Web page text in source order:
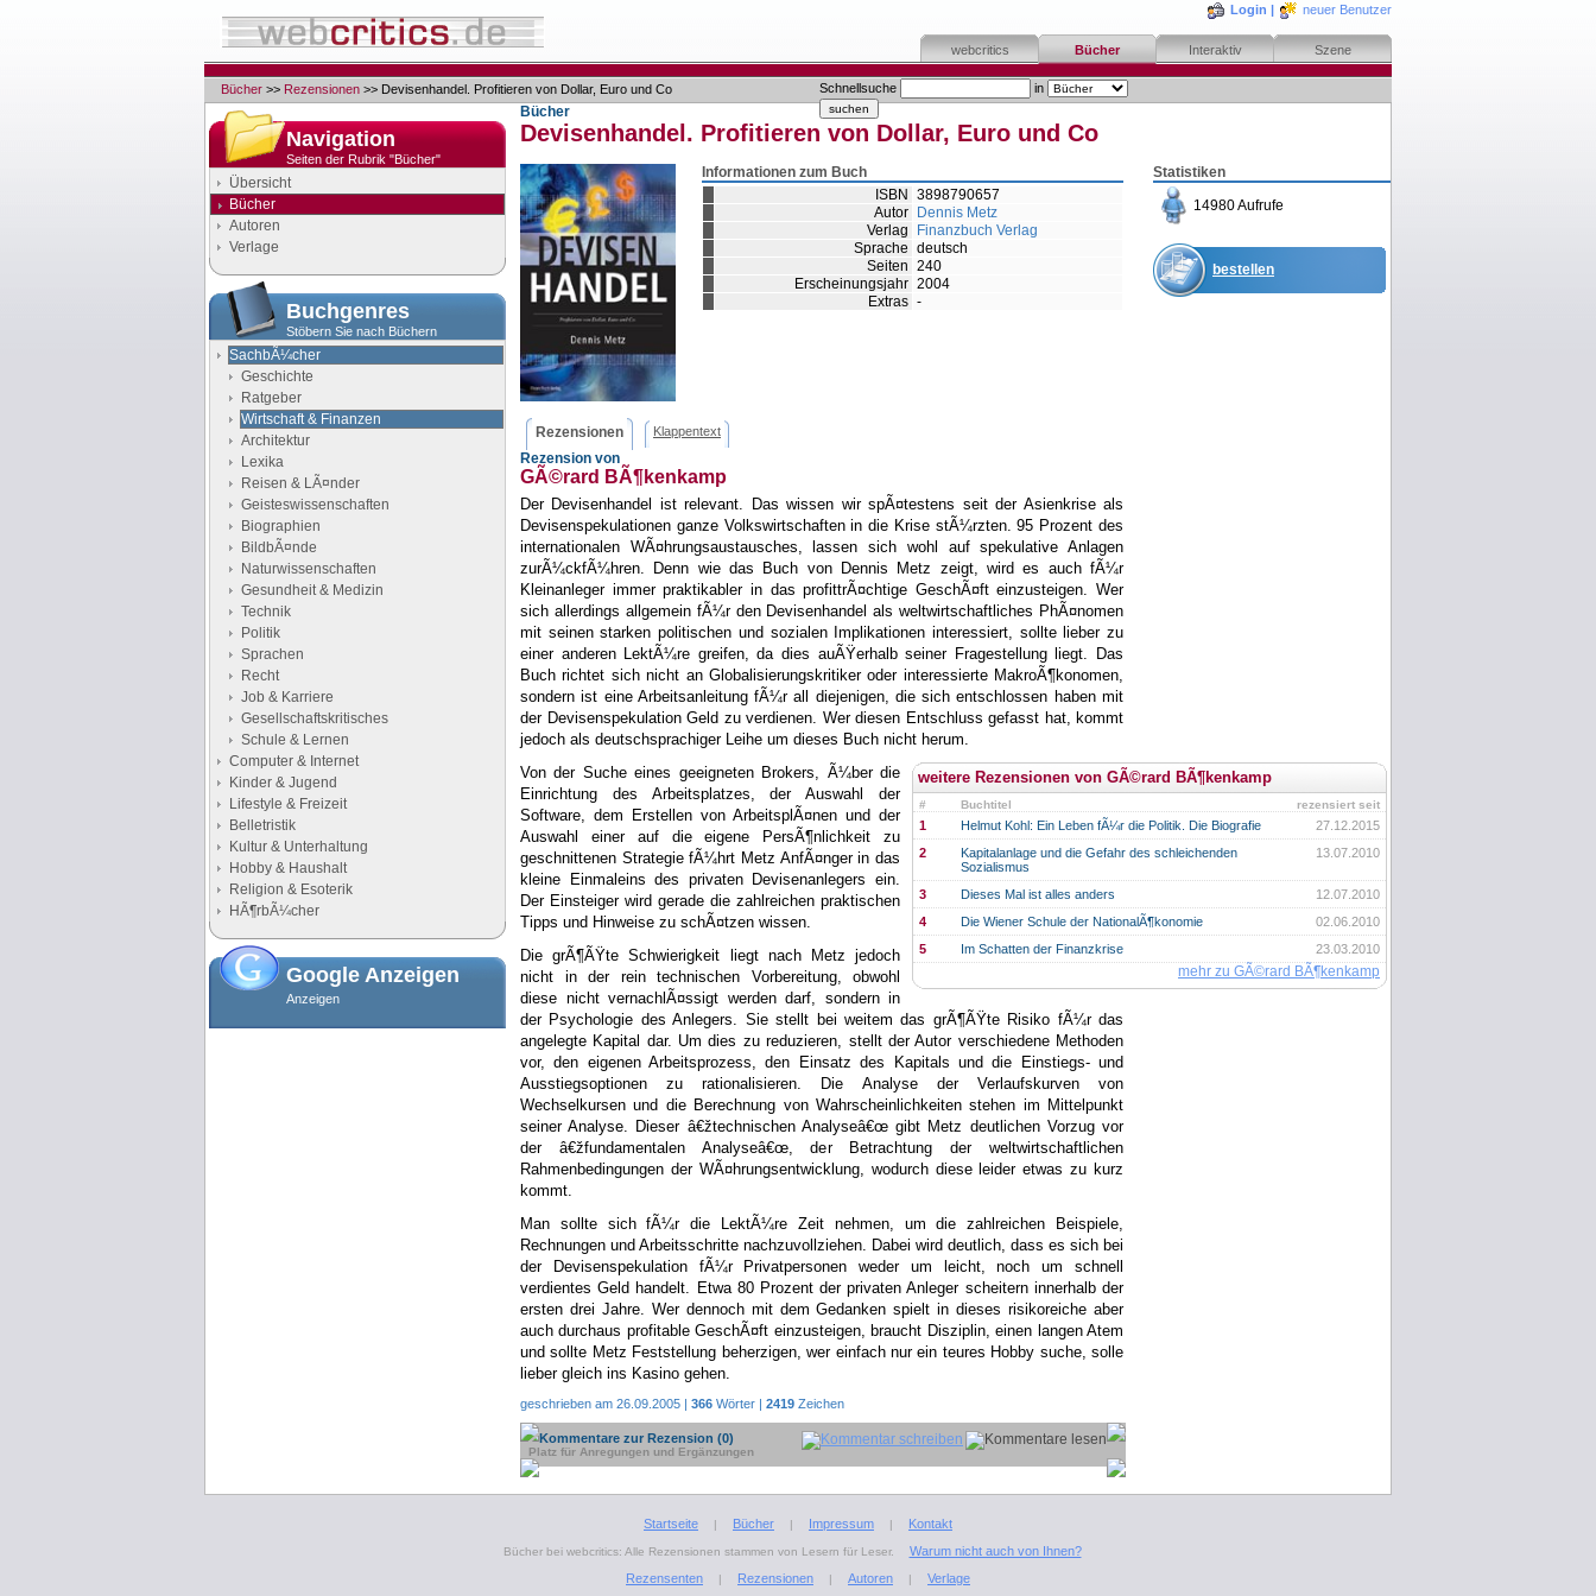
Login | neuer Benutzer
webcritics Bücher Interaktiv Szene
Schnellsuche in
Bücher >> Rezensionen >> Devisenhandel. Profitieren von Dollar, Euro und Co
Navigation
Seiten der Rubrik "Bücher"
Übersicht
Bücher
Autoren
Verlage
Buchgenres
Stöbern Sie nach Büchern
SachbÃ¼cher
Geschichte
Ratgeber
Wirtschaft & Finanzen
Architektur
Lexika
Reisen & LÃ¤nder
Geisteswissenschaften
Biographien
BildbÃ¤nde
Naturwissenschaften
Gesundheit & Medizin
Technik
Politik
Sprachen
Recht
Job & Karriere
Gesellschaftskritisches
Schule & Lernen
Computer & Internet
Kinder & Jugend
Lifestyle & Freizeit
Belletristik
Kultur & Unterhaltung
Hobby & Haushalt
Religion & Esoterik
HÃ¶rbÃ¼cher
Google Anzeigen
Anzeigen
Bücher
Devisenhandel. Profitieren von Dollar, Euro und Co
Statistiken
14980 Aufrufe
bestellen
Informationen zum Buch
ISBN
3898790657
Autor
Dennis Metz
Verlag
Finanzbuch Verlag
Sprache deutsch
Seiten 240
Erscheinungsjahr 2004
Extras -
Rezensionen Klappentext
Rezension von
GÃ©rard BÃ¶kenkamp
Der Devisenhandel ist relevant. Das wissen wir spÃ¤testens seit der Asienkrise als
Devisenspekulationen ganze Volkswirtschaften in die Krise stÃ¼rzten. 95 Prozent des
internationalen WÃ¤hrungsaustausches, lassen sich wohl auf spekulative Anlagen
zurÃ¼ckfÃ¼hren. Denn wie das Buch von Dennis Metz zeigt, wird es auch fÃ¼r
Kleinanleger immer praktikabler in das profittrÃ¤chtige GeschÃ¤ft einzusteigen. Wer
sich allerdings allgemein fÃ¼r den Devisenhandel als weltwirtschaftliches PhÃ¤nomen
mit seinen starken politischen und sozialen Implikationen interessiert, sollte lieber zu
einer anderen LektÃ¼re greifen, da dies auÃŸerhalb seiner Fragestellung liegt. Das
Buch richtet sich nicht an Globalisierungskritiker oder interessierte MakroÃ¶konomen,
sondern ist eine Arbeitsanleitung fÃ¼r all diejenigen, die sich entschlossen haben mit
der Devisenspekulation Geld zu verdienen. Wer diesen Entschluss gefasst hat, kommt
jedoch als deutschsprachiger Leihe um dieses Buch nicht herum.
weitere Rezensionen von GÃ©rard BÃ¶kenkamp
# rezensiert seit
Buchtitel
1 27.12.2015
Helmut Kohl: Ein Leben fÃ¼r die Politik. Die Biografie
2
13.07.2010
Kapitalanlage und die Gefahr des schleichenden
Sozialismus
3
12.07.2010
Dieses Mal ist alles anders
4
02.06.2010
Die Wiener Schule der NationalÃ¶konomie
5
23.03.2010
Im Schatten der Finanzkrise
mehr zu GÃ©rard BÃ¶kenkamp
Von der Suche eines geeigneten Brokers, Ã¼ber die
Einrichtung des Arbeitsplatzes, der Auswahl der
Software, dem Erstellen von ArbeitsplÃ¤nen und der
Auswahl einer auf die eigene PersÃ¶nlichkeit zu
geschnittenen Strategie fÃ¼hrt Metz AnfÃ¤nger in das
kleine Einmaleins des privaten Devisenanlegers ein.
Der Einsteiger wird gerade die zahlreichen praktischen
Tipps und Hinweise zu schÃ¤tzen wissen.
Die grÃ¶ÃŸte Schwierigkeit liegt nach Metz jedoch
nicht in der rein technischen Vorbereitung, obwohl
diese nicht vernachlÃ¤ssigt werden darf, sondern in
der Psychologie des Anlegers. Sie stellt bei weitem das grÃ¶ÃŸte Risiko fÃ¼r das
angelegte Kapital dar. Um dies zu reduzieren, stellt der Autor verschiedene Methoden
vor, den eigenen Arbeitsprozess, den Einsatz des Kapitals und die Einstiegs- und
Ausstiegsoptionen zu rationalisieren. Die Analyse der Verlaufskurven von
Wechselkursen und die Berechnung von Wahrscheinlichkeiten stehen im Mittelpunkt
seiner Analyse. Dieser â€žtechnischen Analyseâ€œ gibt Metz deutlichen Vorzug vor
der â€žfundamentalen Analyseâ€œ, der Betrachtung der weltwirtschaftlichen
Rahmenbedingungen der WÃ¤hrungsentwicklung, wodurch diese leider etwas zu kurz
kommt.
Man sollte sich fÃ¼r die LektÃ¼re Zeit nehmen, um die zahlreichen Beispiele,
Rechnungen und Arbeitsschritte nachzuvollziehen. Dabei wird deutlich, dass es sich bei
der Devisenspekulation fÃ¼r Privatpersonen weder um leicht, noch um schnell
verdientes Geld handelt. Etwa 80 Prozent der privaten Anleger scheitern innerhalb der
ersten drei Jahre. Wer dennoch mit dem Gedanken spielt in dieses risikoreiche aber
auch durchaus profitable GeschÃ¤ft einzusteigen, braucht Disziplin, einen langen Atem
und sollte Metz Feststellung beherzigen, wer einfach nur ein teures Hobby suche, solle
lieber gleich ins Kasino gehen.
geschrieben am 26.09.2005 | 366 Wörter | 2419 Zeichen
Kommentare zur Rezension (0)
Platz für Anregungen und Ergänzungen
Startseite | Bücher | Impressum | Kontakt
Bücher bei webcritics: Alle Rezensionen stammen von Lesern für Leser.
Warum nicht auch von Ihnen?
Rezensenten
| Rezensionen | Autoren | Verlage